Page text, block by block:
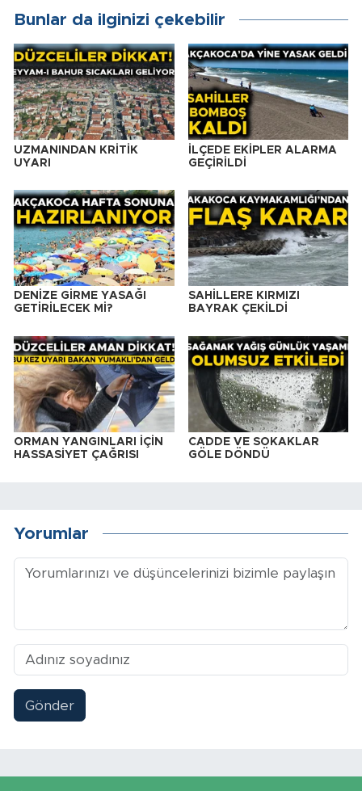
Bunlar da ilginizi çekebilir
UZMANINDAN KRİTİK
UYARI
İLÇEDE EKİPLER ALARMA
GEÇİRİLDİ
DENİZE GİRME YASAĞI
GETİRİLECEK Mİ?
SAHİLLERE KIRMIZI
BAYRAK ÇEKİLDİ
ORMAN YANGINLARI İÇİN
HASSASİYET ÇAĞRISI
CADDE VE SOKAKLAR
GÖLE DÖNDÜ
Yorumlar
Gönder